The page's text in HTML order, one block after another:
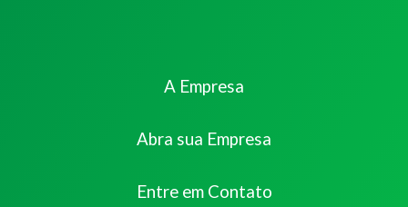
A Empresa
Abra sua Empresa
Entre em Contato